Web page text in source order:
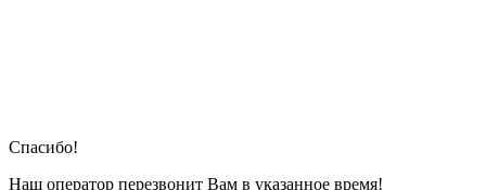
Cпасибо!
Наш оператор перезвонит Вам в указанное время!